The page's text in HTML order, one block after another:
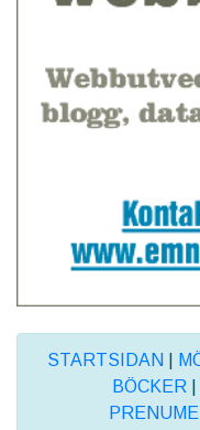
STARTSIDAN
BÖCKER